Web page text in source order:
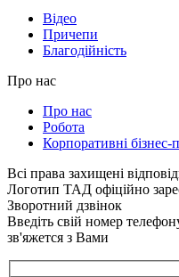
Відео
Причепи
Благодійність
Про нас
Про нас
Робота
Корпоративні
Всі права захищені
Логотип ТАД офіційно
Зворотний дзвінок
Введіть свій номер
зв'яжется з Вами